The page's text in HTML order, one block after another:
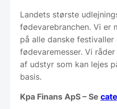
Landets største
fødevarebranchen. Vi er
på alle danske
fødevaremesser. Vi
af udstyr som kan lejes
basis.
Kpa Finans ApS – Se